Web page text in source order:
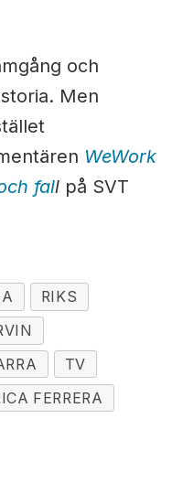
och
Men
WeWork
fall på SVT
RIKS
TV
FERRERA